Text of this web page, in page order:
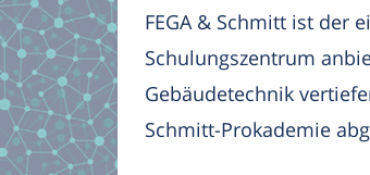
FEGA & Schmitt ist der
Schulungszentrum
Gebäudetechnik
Schmitt-Prokademie